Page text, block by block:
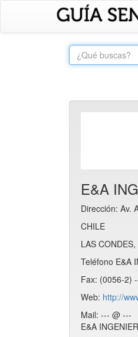
E&A
Dirección: Av.
CHILE
LAS
Teléfono E&A
Fax: (0056-2)
Web: http://
Mail: --- @ ---
E&A